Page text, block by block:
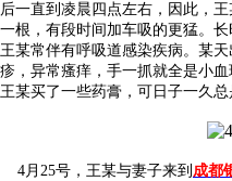
后一直到凌晨四点左右，因此，
一根，有段时间加车吸的更猛。
王某常伴有呼吸道感染疾病。某
疹，异常瘙痒，手一抓就全是小
王某买了一些药膏，可日子一久总
4月25号，王某与妻子来到 成都